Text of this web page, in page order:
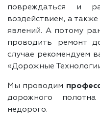
повреждаться и
воздействием, а
явлений. А потому
проводить ремонт
случае рекомендуем
«Дорожные
Мы проводим
дорожного
недорого.